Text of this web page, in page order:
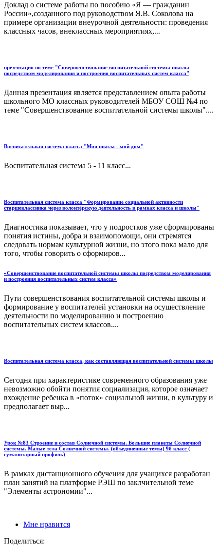
Доклад о системе работы по пособию «Я — гражданин
России»,созданного под руководством Я.В. Соколова на
примере организации внеурочной деятельности: проведения
классных часов, внеклассных мероприятиях,...
презентация по теме "Совершенствование воспитательной системы школы
посредством моделирования и построения воспитательных систем класса"
Данная презентация является представлением опыта работы
школьного МО классных руководителей МБОУ СОШ №4 по
теме "Совершенствование воспитательной системы школы"....
Воспитательная система класса "Моя школа - мой дом"
Воспитательная система 5 - 11 класс...
Воспитательная система класса "Формирование социальной активности
старшеклассника через волонтёрскую деятельность в рамках класса и школы"
Диагностика показывает, что у подростков уже сформированы
понятия истины, добра и взаимопомощи, они стремятся
следовать нормам культурной жизни, но этого пока мало для
того, чтобы говорить о сформиров...
«Совершенствование воспитательной системы школы посредством моделирования
и построения воспитательных систем класса»
Пути совершенствования воспитательной системы школы и
формирование у воспитателей установки на осуществление
деятельности по моделированию и построению
воспитательных систем классов....
Воспитательная система класса, как составляющая воспитательной системы школы
Сегодня при характеристике современного образования уже
невозможно обойти понятия социализация, которое означает
вхождение ребенка в «поток» социальной жизни, в культуру и
предполагает выр...
Урок №83 Строение и состав Солнечной системы. Большие планеты Солнечной
системы. Малые тела Солнечной системы. (объединенные темы) 9б класс (
гуманитарный профиль)
В рамках дистанционного обучения для учащихся разработан
план занятий на платформе РЭШ по заклчительной теме
"Элементы астрономии"...
Мне нравится
Поделиться: